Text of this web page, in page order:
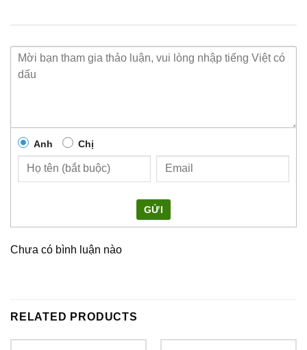
Anh Chị
GỬI
Chưa có bình luận nào
RELATED PRODUCTS